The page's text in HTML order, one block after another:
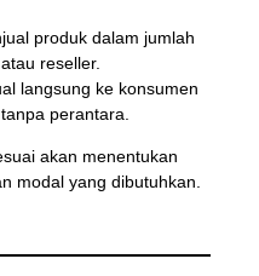
produk dalam jumlah
reseller.
langsung ke konsumen
perantara.
akan menentukan
modal yang dibutuhkan.